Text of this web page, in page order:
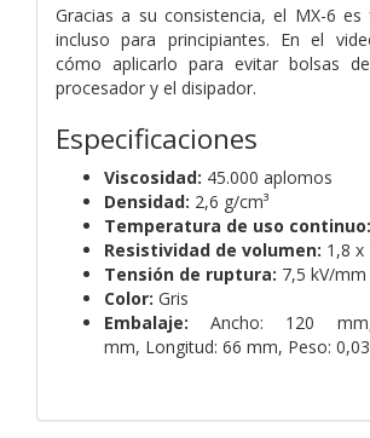
Gracias a su consistencia, el MX-6 es
incluso para principiantes. En el
cómo aplicarlo para evitar bolsas
procesador y el disipador.
Especificaciones
Viscosidad: 45.000 aplomos
Densidad: 2,6 g/cm³
Temperatura de uso continuo:
Resistividad de volumen: 1,8
Tensión de ruptura: 7,5 kV/mm
Color: Gris
Embalaje:
Ancho: 120
mm, Longitud: 66 mm, Peso: